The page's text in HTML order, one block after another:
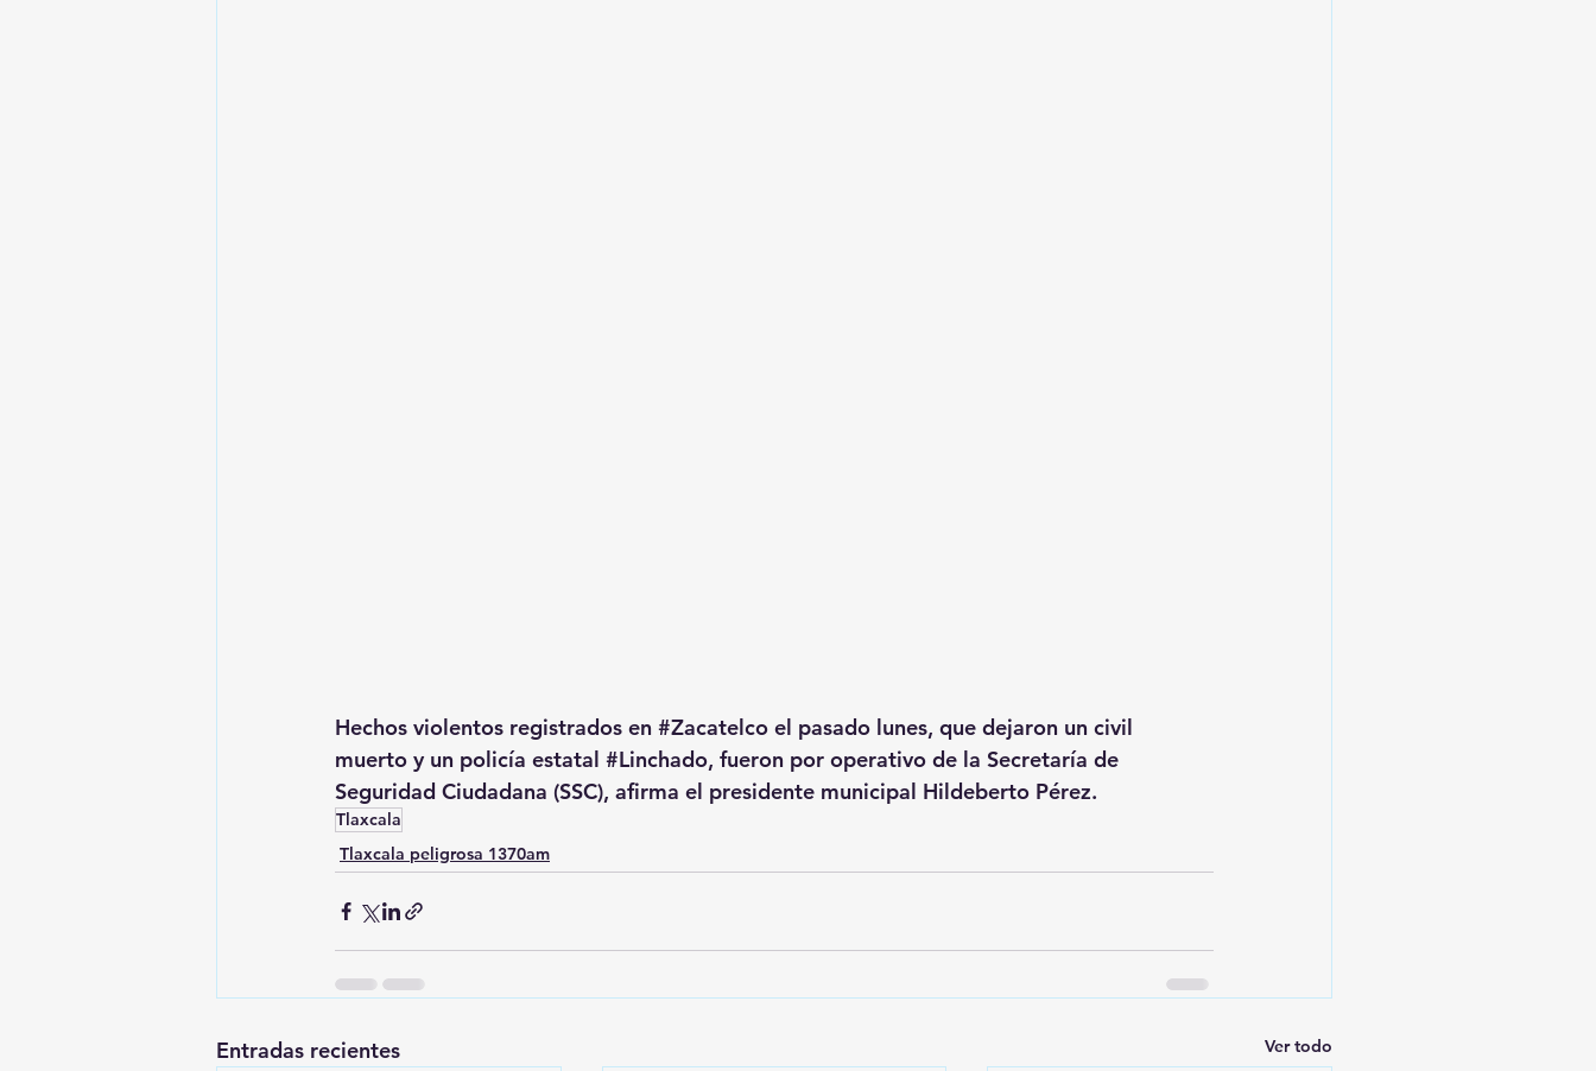
Hechos violentos registrados en #Zacatelco el pasado lunes, que dejaron un civil
muerto y un policía estatal #Linchado, fueron por operativo de la Secretaría de
Seguridad Ciudadana (SSC), afirma el presidente municipal Hildeberto Pérez.
Tlaxcala
Tlaxcala peligrosa 1370am
Entradas recientes Ver todo